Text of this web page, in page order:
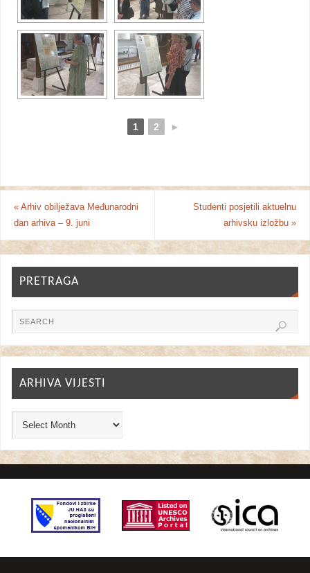
1 2 ►
«Arhiv obilježava Međunarodni
dan arhiva – 9. juni
Studenti posjetili aktuelnu
arhivsku izložbu»
PRETRAGA
ARHIVA VIJESTI